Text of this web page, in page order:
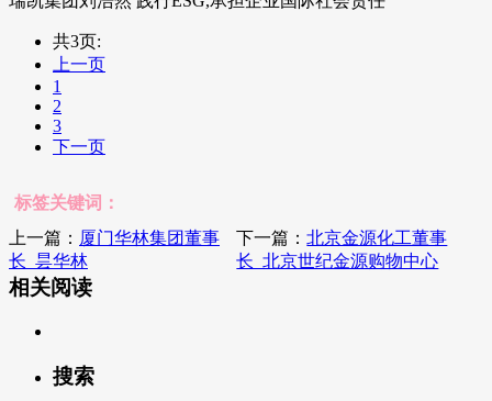
共3页:
上一页
1
2
3
下一页
标签关键词：
上一篇： 厦门华林集团董事
长_昙华林
下一篇：北京金源化工董事
长_北京世纪金源购物中心
相关阅读
搜索